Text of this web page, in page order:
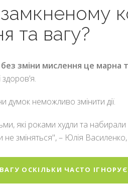
та вагу?
без зміни мислення це марна
думок неможливо змінити дії.
які роками худли та
– Юлія Василенко,
ОСКІЛЬКИ ЧАСТО